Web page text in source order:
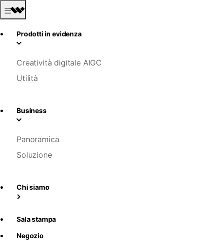
Prodotti in evidenza
Creatività digitale AIGC
Utilità
Business
Panoramica
Soluzione
Chi siamo
Sala stampa
Negozio